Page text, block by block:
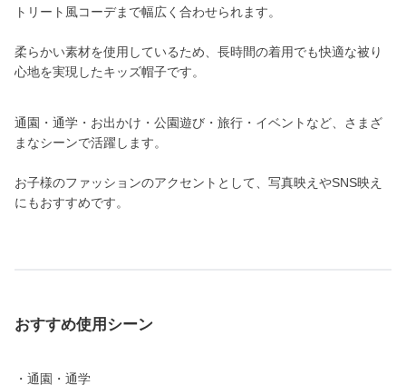
トリート風コーデまで幅広く合わせられます。
柔らかい素材を使用しているため、長時間の着用でも快適な被り
心地を実現したキッズ帽子です。
通園・通学・お出かけ・公園遊び・旅行・イベントなど、さまざ
まなシーンで活躍します。
お子様のファッションのアクセントとして、写真映えやSNS映え
にもおすすめです。
おすすめ使用シーン
・通園・通学